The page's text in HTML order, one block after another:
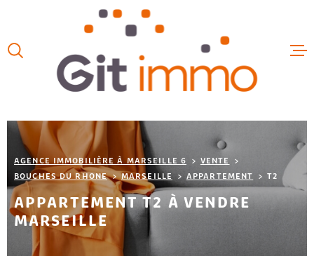
recherche
principal
LOCAUX
AGENCE IMMOBILIÈRE À MARSEILLE 6
VENTE
BOUCHES DU RHONE
MARSEILLE APPARTEMENT T2
APPARTEMENT T2 À VENDRE
MARSEILLE
RECHERCHE
D'OFFRE
ACHETER
TYPE
DE
BIEN
TYPE DE BIEN
VILLE
Budget